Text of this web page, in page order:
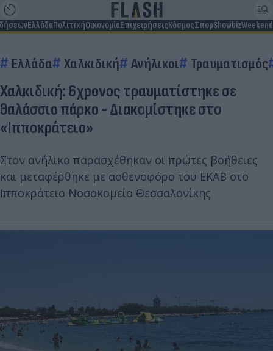
ΕλλάδαΠολιτικήΟικονομίαΕπιχειρήσειςΚόσμοςΣπορShowbizWeekend
Ελλάδα Χαλκιδική Ανήλικοι Τραυματισμός
Χαλκιδική: 6χρονος τραυματίστηκε σε
θαλάσσιο πάρκο - Διακομίστηκε στο
«Ιπποκράτειο»
Στον ανήλικο παρασχέθηκαν οι πρώτες βοήθειες
και μεταφέρθηκε με ασθενοφόρο του ΕΚΑΒ στο
Ιπποκράτειο Νοσοκομείο Θεσσαλονίκης